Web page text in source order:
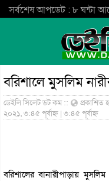
সর্বশেষ আপডেট : ৮ ঘন্টা
বরিশালে মুসলিম
ডেইলি সিলেট ডট কম ::
প্রকাশিত
২০২১, ৩:৪৫ পূর্বাহ্ন | ৩:৪৫ পূর্বাহ্ন
বরিশালের বানারীপাড়ায়